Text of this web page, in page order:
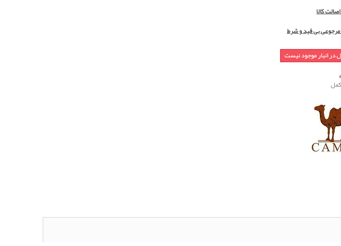
کالا
بی قید و شرط
در انبار موجود نیست